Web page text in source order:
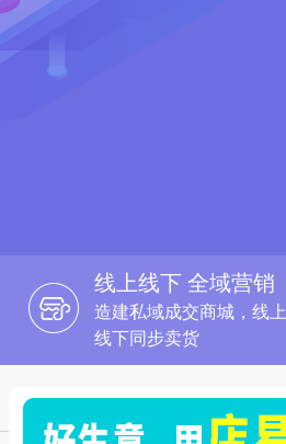
线上线下 全域营销
造建私域成交商城，线上
线下同步卖货